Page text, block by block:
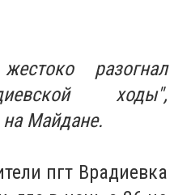
разогнал
ходы",
Майдане.
пгт Врадиевка